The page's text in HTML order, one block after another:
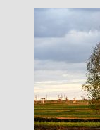
8
2025